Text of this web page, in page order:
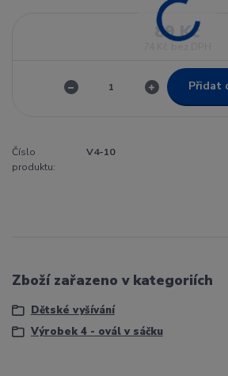
89 Kč
Přidat
Číslo
produktu:
V4-10
Zboží zařazeno v kategoriích
Dětské vyšívání
Výrobek 4 - ovál v sáčku